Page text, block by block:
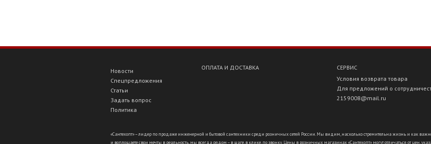
Новости
Спецпредложения
Статьи
Задать вопрос
Политика
ОПЛАТА И ДОСТАВКА
СЕРВИС
Условия возврата товара
Для предложений о
2159008@mail.ru
«Сантехопт» – лидер по продаже инженерной и бытовой сантехники среди розничных сетей России. Мы видим, насколько стремительна жизнь и как важно
и воплощаете свои мечты в реальность, мы всегда рядом – в шаге, в клике, по звонку. Цены в розничных магазинах «Сантехопт» могут отличаться от цен,